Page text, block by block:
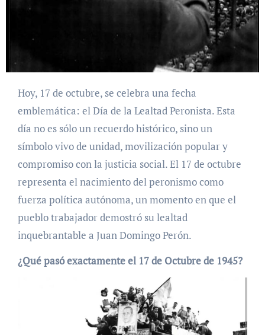
Hoy, 17 de octubre, se celebra una fecha
emblemática: el Día de la Lealtad Peronista. Esta
día no es sólo un recuerdo histórico, sino un
símbolo vivo de unidad, movilización popular y
compromiso con la justicia social. El 17 de octubre
representa el nacimiento del peronismo como
fuerza política autónoma, un momento en que el
pueblo trabajador demostró su lealtad
inquebrantable a Juan Domingo Perón.
¿Qué pasó exactamente el 17 de Octubre de 1945?